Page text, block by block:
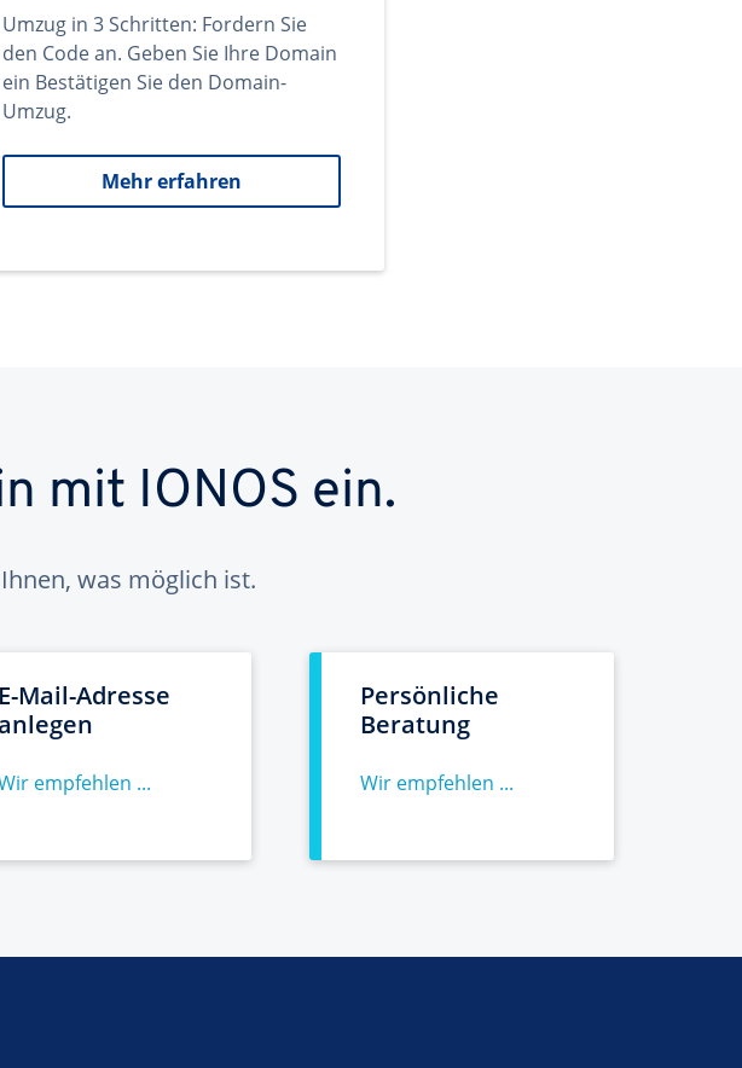
Umzug in 3 Schritten: Fordern Sie
den Code an. Geben Sie Ihre Domain
ein Bestätigen Sie den Domain-
Umzug.
Mehr erfahren
mit IONOS ein.
was möglich ist.
E-Mail-Adresse
empfehlen ...
Persönliche
Beratung
Wir empfehlen ...